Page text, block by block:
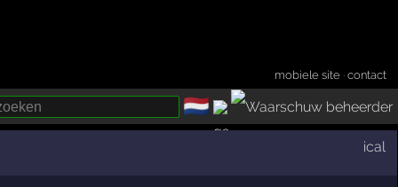
mobiele site ·contact
🇳🇱
ical